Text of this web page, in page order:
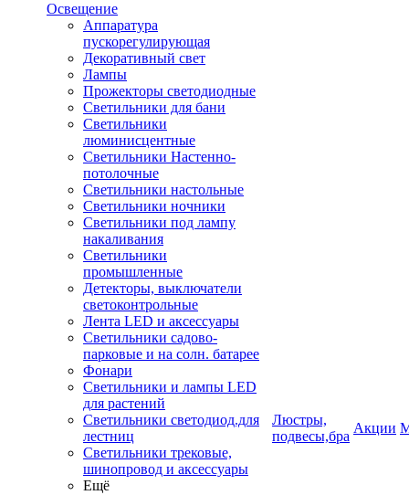
Освещение
Аппаратура
пускорегулирующая
Декоративный свет
Лампы
Прожекторы светодиодные
Светильники для бани
Светильники
люминисцентные
Светильники Настенно-
потолочные
Светильники настольные
Светильники ночники
Светильники под лампу
накаливания
Светильники
промышленные
Детекторы, выключатели
светоконтрольные
Лента LED и аксессуары
Светильники садово-
парковые и на солн. батарее
Фонари
Светильники и лампы LED
для растений
Светильники светодиод.для
лестниц
Светильники трековые,
шинопровод и аксессуары
Ещё
Люстры,
подвесы,бра
Акции